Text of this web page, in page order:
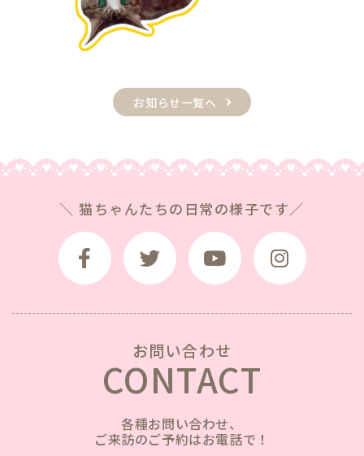
お知らせ一覧へ
＼ 猫ちゃんたちの日常の様子です／
お問い合わせ
CONTACT
各種お問い合わせ、
ご来訪のご予約はお電話で！